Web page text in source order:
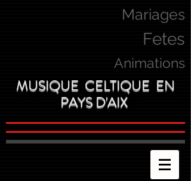
Mariages
Fetes
Animations
MUSIQUE CELTIQUE EN
PAYS D'AIX